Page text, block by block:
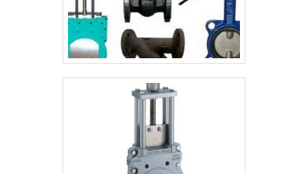
produto deve sempre ser adquirido com
companhias especializadas no segmento.
Esse tipo de cuidado ajuda a garantir a
qualidade e durabilidade dos materiais, além
de evitar prejuízos com substituições
frequentes de produtos que não cumprem
com suas funções adequadamente. Assim,
é possível poupar gastos
desnecessários.Existem diversos motivos
para a Valfluid Acessórios Industriais ter se